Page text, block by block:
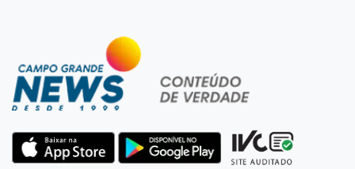
Flagrante
Motorista atinge carro parado, perde
retrovisor e foge no Jardim Antártica
“Sinto que ela está por perto”, diz mãe de
bebê desaparecida